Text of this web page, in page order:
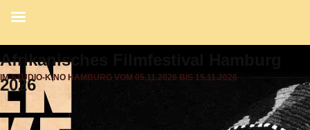
Afrikanisches Filmfestival Hamburg
2026
IM STUDIO-KINO HAMBURG VOM 05.11.2026 BIS 15.11.2026